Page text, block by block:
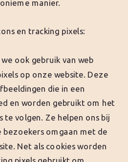
manier.
en tracking pixels:
ook gebruik van web
op onze website. Deze
die in een
en worden gebruikt om het
te volgen. Ze helpen ons bij
bezoekers omgaan met de
Net als cookies worden